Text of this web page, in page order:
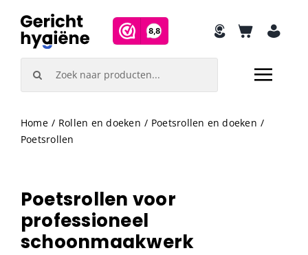
content
Home Rollen en doeken
Poetsrollen en doeken
Poetsrollen
Poetsrollen voor
professioneel
schoonmaakwerk